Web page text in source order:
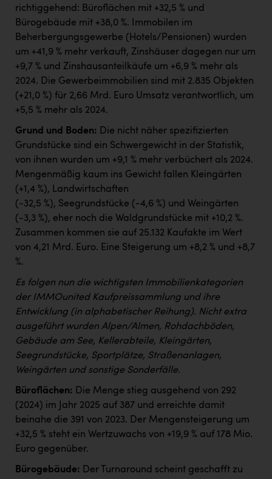
richtiggehend: Büroflächen mit +32,5 % und
Bürogebäude mit +38,0 %. Immobilen im
Beherbergungsgewerbe (Hotels/Pensionen) wurden
um +41,9 % mehr verkauft, Zinshäuser dagegen nur um
+9,7 % und Zinshausanteilkäufe um +6,9 % mehr als
2024. Die Gewerbeimmobilien sind mit 2.835 Objekten
(+21,0 %) für 2,66 Mrd. Euro Umsatz verantwortlich, um
+5,5 % mehr als 2024.
Grund und Boden: Die nicht näher spezifizierten
Grundstücke sind ein Schwergewicht in der Statistik,
von ihnen wurden um +9,1 % mehr verbüchert als 2024.
Mengenmäßig kaum ins Gewicht fallen Kleingärten
(+1,4 %), Landwirtschaften
(-32,5 %), Seegrundstücke (-4,6 %) und Weingärten
(-3,3 %), eher noch die Waldgrundstücke mit +10,2 %.
Zusammen kommen sie auf 25.132 Kaufakte im Wert
von 4,21 Mrd. Euro. Eine Steigerung um +8,2 % und +8,7
%.
Es folgen nun die wichtigsten Immobilienkategorien
der IMMOunited Kaufpreissammlung und ihre
Entwicklung (in alphabetischer Reihung). Nicht extra
ausgeführt wurden Alpen/Almen, Rohdachböden,
Gebäude am See, Kellerabteile, Kleingärten,
Seegrundstücke, Sportplätze, Straßenanlagen,
Weingärten und sonstige Sonderfälle.
Büroflächen: Die Menge stieg ausgehend von 292
(2024) im Jahr 2025 auf 387 und erreichte damit
beinahe die 391 von 2023. Der Mengensteigerung um
+32,5 % steht ein Wertzuwachs von +19,9 % auf 178 Mio.
Euro gegenüber.
Bürogebäude: Der Turnaround scheint geschafft zu